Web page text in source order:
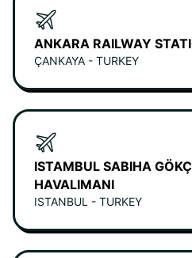
ANKARA RAILWAY
ÇANKAYA - TURKEY
ISTAMBUL SABIHA
HAVALIMANI
ISTANBUL - TURKEY